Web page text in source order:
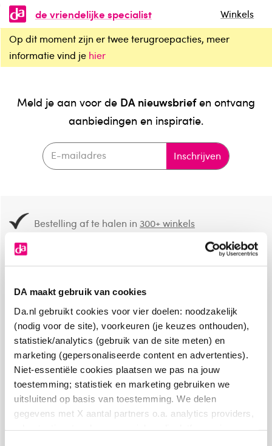
DA maakt gebruik van cookies
Da.nl gebruikt cookies voor vier doelen: noodzakelijk
(nodig voor de site), voorkeuren (je keuzes onthouden),
statistiek/analytics (gebruik van de site meten) en
marketing (gepersonaliseerde content en advertenties).
Niet-essentiële cookies plaatsen we pas na jouw
toestemming; statistiek en marketing gebruiken we
uitsluitend op basis van toestemming. We delen
gegevens met X aantal partners o.a. analytics providers,
de vriendelijke specialist
Winkels
Op dit moment zijn er twee terugroepacties, meer
informatie vind je hier
Meld je aan voor de DA nieuwsbriefen ontvang
aanbiedingen en inspiratie.
Inschrijven
Bestelling af te halen in300+ winkels
8.6 uit4.106 reviews
Over DA
Klantenservice
Assortiment
VolgDAop: